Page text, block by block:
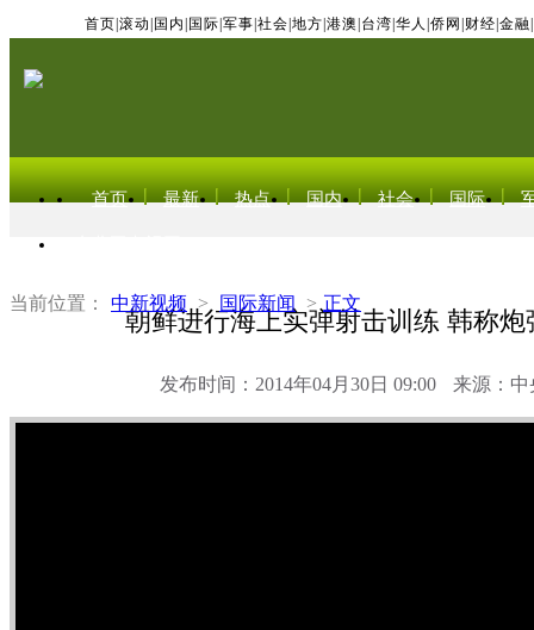
首页 滚动 国内 国际 军事 社会 地方 港澳 台湾 华人 侨网 财经 金融
首页 最新 热点 国内 社会 国际
当前位置： 中新视频 > 国际新闻 > 正文
朝鲜进行海上实弹射击训练 韩称
发布时间：2014年04月30日 09:00 来源：中